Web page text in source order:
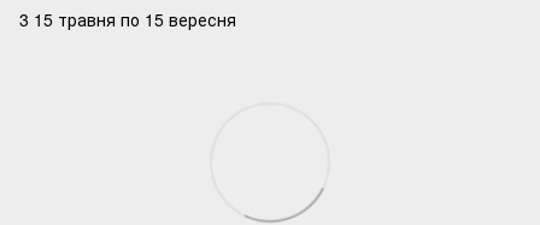
3 15 травня по 15 вересня